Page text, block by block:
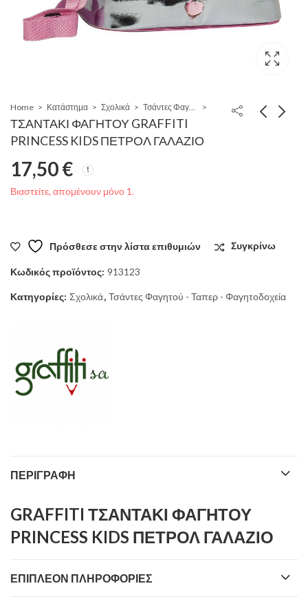
Home Κατάστημα Σχολικά Τσάντες Φαγητού - Ταπερ - Φαγητοδοχεία
ΤΣΑΝΤΑΚΙ ΦΑΓΗΤΟΥ GRAFFITI
PRINCESS KIDS ΠΕΤΡΟΛ ΓΑΛΑΖΙΟ
17,50€
Βιαστείτε, απομένουν μόνο 1.
Πρόσθεσε στην λίστα επιθυμιών Συγκρίνω
Κωδικός προϊόντος: 913123
Κατηγορίες: Σχολικά, Τσάντες Φαγητού - Ταπερ - Φαγητοδοχεία
ΠΕΡΙΓΡΑΦΉ
GRAFFITI ΤΣΑΝΤΑΚΙ ΦΑΓΗΤΟΥ
PRINCESS KIDS ΠΕΤΡΟΛ ΓΑΛΑΖΙΟ
ΕΠΙΠΛΈΟΝ ΠΛΗΡΟΦΟΡΊΕΣ